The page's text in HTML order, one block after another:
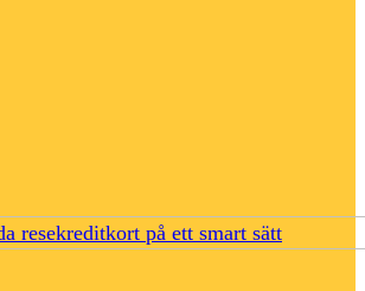
resekreditkort på ett smart sätt